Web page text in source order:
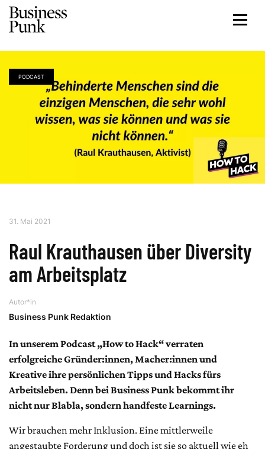
PODCAST
31. Mai 2021
Raul Krauthausen über Diversity
am Arbeitsplatz
Autor*in
Business Punk Redaktion
In unserem Podcast „How to Hack“ verraten
erfolgreiche Gründer:innen, Macher:innen und
Kreative ihre persönlichen Tipps und Hacks fürs
Arbeitsleben. Denn bei Business Punk bekommt ihr
nicht nur Blabla, sondern handfeste Learnings.
Wir brauchen mehr Inklusion. Eine mittlerweile
angestaubte Forderung und doch ist sie so aktuell wie eh